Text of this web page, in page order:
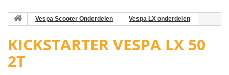
Vespa Scooter Onderdelen
Vespa LX onderdelen
Kickstarter Vespa LX 50 2T
KICKSTARTER VESPA LX 50
2T